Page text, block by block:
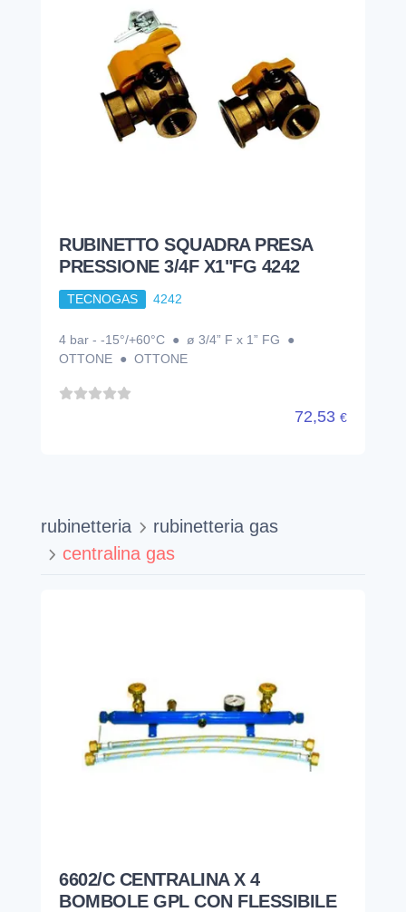
RUBINETTO SQUADRA PRESA
PRESSIONE 3/4F X1"FG 4242
TECNOGAS 4242
4 bar - -15°/+60°C ● ø 3/4” F x 1” FG ●
OTTONE ● OTTONE
72,53 €
rubinetteria
rubinetteria gas
centralina gas
6602/C CENTRALINA X 4
BOMBOLE GPL CON FLESSIBILE